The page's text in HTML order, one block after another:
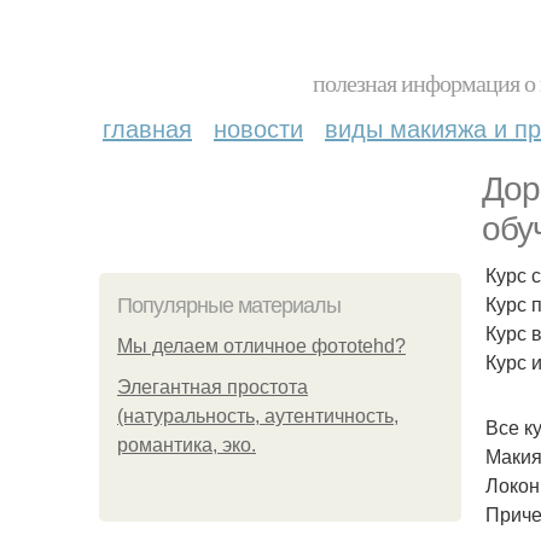
полезная информация
главная новости виды макияжа и
Популярные материалы
Мы делаем отличное фотоtehd?
Элегантная простота
(натуральность, аутентичность,
романтика, эко.
Курс
Курс
Курс
Курс
Все